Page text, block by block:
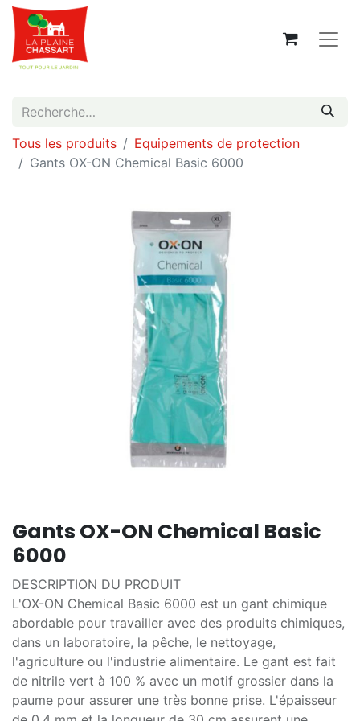
Tous les produits
Equipements de protection
Gants OX-ON Chemical Basic 6000
Gants OX-ON Chemical Basic
6000
DESCRIPTION DU PRODUIT
L'OX-ON Chemical Basic 6000 est un gant chimique
abordable pour travailler avec des produits chimiques,
dans un laboratoire, la pêche, le nettoyage,
l'agriculture ou l'industrie alimentaire. Le gant est fait
de nitrile vert à 100 % avec un motif grossier dans la
paume pour assurer une très bonne prise. L'épaisseur